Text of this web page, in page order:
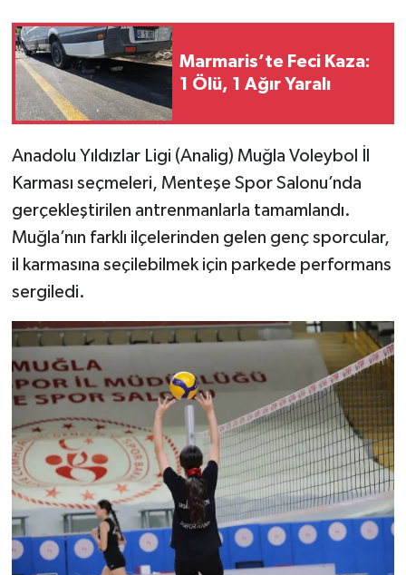
Marmaris’te Feci Kaza:
1 Ölü, 1 Ağır Yaralı
Anadolu Yıldızlar Ligi (Analig) Muğla Voleybol İl
Karması seçmeleri, Menteşe Spor Salonu’nda
gerçekleştirilen antrenmanlarla tamamlandı.
Muğla’nın farklı ilçelerinden gelen genç sporcular,
il karmasına seçilebilmek için parkede performans
sergiledi.